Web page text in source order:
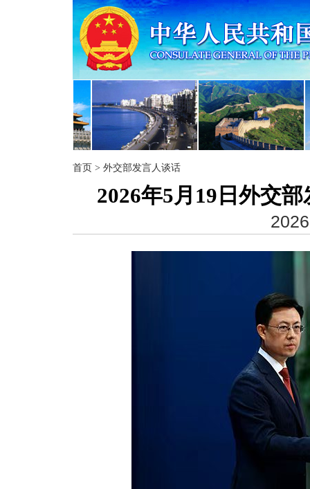
首页 > 外交部发言人谈话
2026年5月19日外交